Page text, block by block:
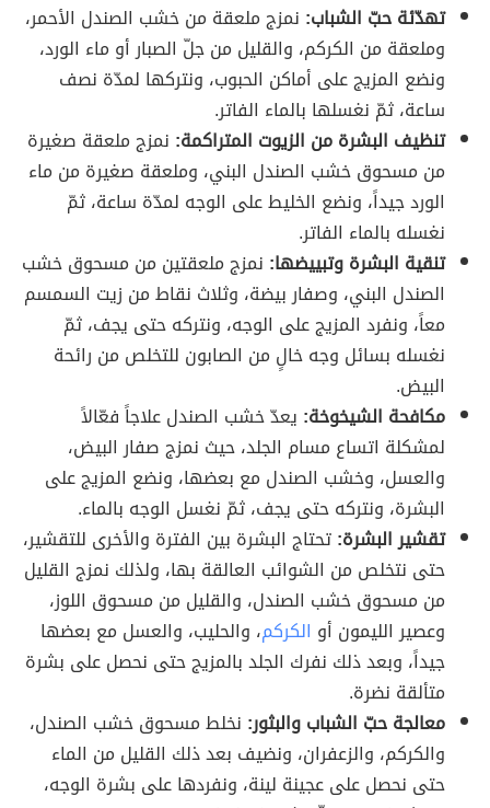
تهدّئة حبّ الشباب: نمزج ملعقة من خشب الصندل الأحمر،
وملعقة من الكركم، والقليل من جلّ الصبار أو ماء الورد،
ونضع المزيج على أماكن الحبوب، ونتركها لمدّة نصف
ساعة، ثمّ نغسلها بالماء الفاتر.
تنظيف البشرة من الزيوت المتراكمة: نمزج ملعقة صغيرة
من مسحوق خشب الصندل البني، وملعقة صغيرة من ماء
الورد جيداً، ونضع الخليط على الوجه لمدّة ساعة، ثمّ
نغسله بالماء الفاتر.
تنقية البشرة وتبييضها: نمزج ملعقتين من مسحوق خشب
الصندل البني، وصفار بيضة، وثلاث نقاط من زيت السمسم
معاً، ونفرد المزيج على الوجه، ونتركه حتى يجف، ثمّ
نغسله بسائل وجه خالٍ من الصابون للتخلص من رائحة
البيض.
مكافحة الشيخوخة: يعدّ خشب الصندل علاجاً فعّالاً
لمشكلة اتساع مسام الجلد، حيث نمزج صفار البيض،
والعسل، وخشب الصندل مع بعضها، ونضع المزيج على
البشرة، ونتركه حتى يجف، ثمّ نغسل الوجه بالماء.
تقشير البشرة:تحتاج البشرة بين الفترة والأخرى للتقشير،
حتى نتخلص من الشوائب العالقة بها، ولذلك نمزج القليل
من مسحوق خشب الصندل، والقليل من مسحوق اللوز،
وعصير الليمون أو الكركم، والحليب، والعسل مع بعضها
جيداً، وبعد ذلك نفرك الجلد بالمزيج حتى نحصل على بشرة
متألقة نضرة.
معالجة حبّ الشباب والبثور: نخلط مسحوق خشب الصندل،
والكركم، والزعفران، ونضيف بعد ذلك القليل من الماء
حتى نحصل على عجينة لينة، ونفردها على بشرة الوجه،